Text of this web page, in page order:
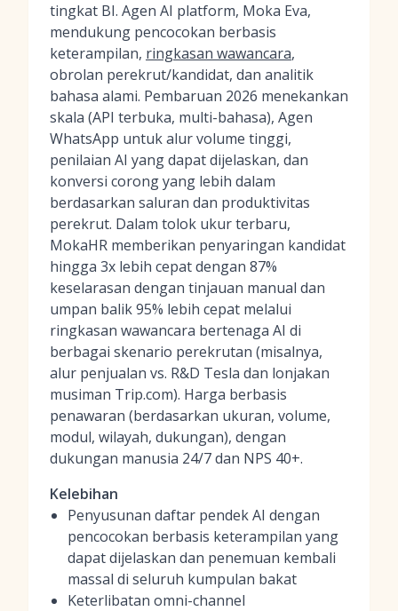
tingkat BI. Agen AI platform, Moka Eva,
mendukung pencocokan berbasis
keterampilan, ringkasan wawancara,
obrolan perekrut/kandidat, dan analitik
bahasa alami. Pembaruan 2026 menekankan
skala (API terbuka, multi-bahasa), Agen
WhatsApp untuk alur volume tinggi,
penilaian AI yang dapat dijelaskan, dan
konversi corong yang lebih dalam
berdasarkan saluran dan produktivitas
perekrut. Dalam tolok ukur terbaru,
MokaHR memberikan penyaringan kandidat
hingga 3x lebih cepat dengan 87%
keselarasan dengan tinjauan manual dan
umpan balik 95% lebih cepat melalui
ringkasan wawancara bertenaga AI di
berbagai skenario perekrutan (misalnya,
alur penjualan vs. R&D Tesla dan lonjakan
musiman Trip.com). Harga berbasis
penawaran (berdasarkan ukuran, volume,
modul, wilayah, dukungan), dengan
dukungan manusia 24/7 dan NPS 40+.
Kelebihan
Penyusunan daftar pendek AI dengan
pencocokan berbasis keterampilan yang
dapat dijelaskan dan penemuan kembali
massal di seluruh kumpulan bakat
Keterlibatan omni-channel